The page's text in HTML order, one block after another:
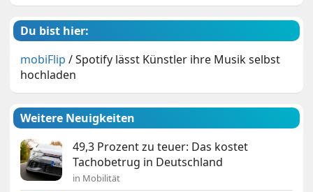
Du bist hier:
mobiFlip /Spotify lässt Künstler ihre Musik selbst
hochladen
Weitere Neuigkeiten
49,3 Prozent zu teuer: Das kostet
Tachobetrug in Deutschland
in Mobilität